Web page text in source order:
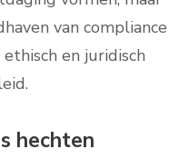
van compliance
en juridisch
hechten